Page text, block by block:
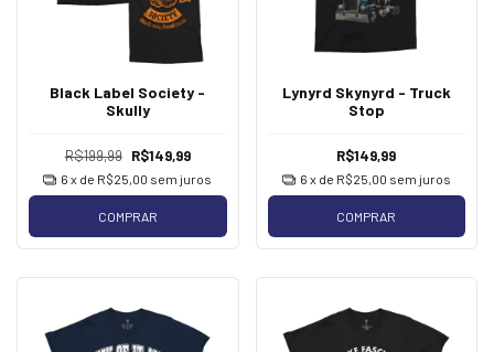
Black Label Society -
Skully
R$199,99 R$149,99
6 x de R$25,00 sem juros
COMPRAR
Lynyrd Skynyrd - Truck
Stop
R$149,99
6 x de R$25,00 sem juros
COMPRAR